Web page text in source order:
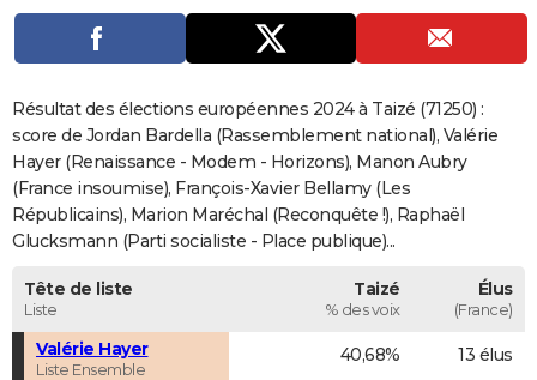
Carte de Noël
Carte Bonne année
Carte Saint-Valentin
Carte Pâques
Carte d'anniversaire
DICTIONNAIRE
COPAINS D'AVANT
S'inscrire
Se connecter
Lycées
Collèges
Primaires
Universités
Entreprises
Service militaire
Avis de recherche
AVIS DE DÉCÈS
FORUM
Bricolage
Lifestyle
Culture
Sport
Auto
Television
Voyage
Cinema
Résultat des élections européennes 2024 à Taizé (71250) :
score de Jordan Bardella (Rassemblement national), Valérie
Hayer (Renaissance - Modem - Horizons), Manon Aubry
(France insoumise), François-Xavier Bellamy (Les
Républicains), Marion Maréchal (Reconquête !), Raphaël
Glucksmann (Parti socialiste - Place publique)...
Tête de liste
Liste
Taizé
% des voix
Élus
(France)
Valérie Hayer
Liste Ensemble
40,68% 13 élus